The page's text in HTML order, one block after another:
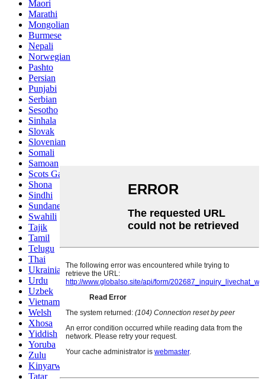
Maori
Marathi
Mongolian
Burmese
Nepali
Norwegian
Pashto
Persian
Punjabi
Serbian
Sesotho
Sinhala
Slovak
Slovenian
Somali
Samoan
Scots Gaelic
Shona
Sindhi
Sundanese
Swahili
Tajik
Tamil
Telugu
Thai
Ukrainian
Urdu
Uzbek
Vietnamese
Welsh
Xhosa
Yiddish
Yoruba
Zulu
Kinyarwanda
Tatar